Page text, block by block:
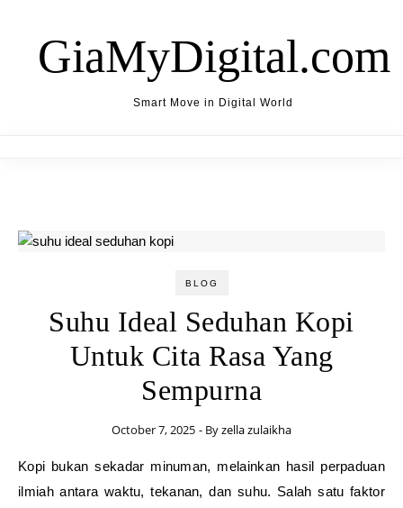
GiaMyDigital.com
Smart Move in Digital World
BLOG
Suhu Ideal Seduhan Kopi
Untuk Cita Rasa Yang
Sempurna
October 7, 2025 - Byzella zulaikha
Kopi bukan sekadar minuman, melainkan hasil perpaduan
ilmiah antara waktu, tekanan, dan suhu. Salah satu faktor